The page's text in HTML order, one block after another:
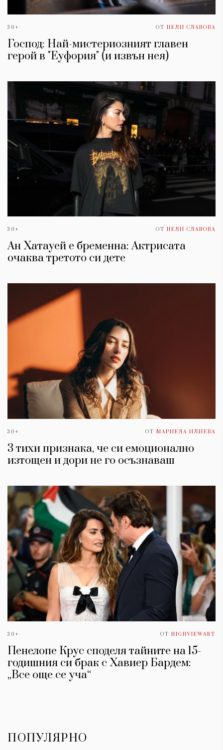
30+ ОТ НЕЛИ СЛАВОВА
Господ: Най-мистериозният главен
герой в "Еуфория" (и извън нея)
30+ ОТ НЕЛИ СЛАВОВА
Ан Хатауей е бременна: Актрисата
очаква третото си дете
30+ ОТ МАРИЕЛА ИЛИЕВА
3 тихи признака, че си емоционално
изтощен и дори не го осъзнаваш
30+ ОТ HIGHVIEWART
Пенелопе Крус споделя тайните на 15-
годишния си брак с Хавиер Бардем:
„Все още се уча“
ПОПУЛЯРНО